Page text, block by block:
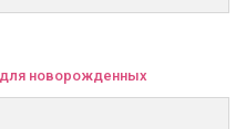
новорожденных